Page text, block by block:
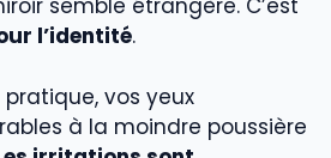
semble étrangère. C’est
l’identité.
pratique, vos yeux
à la moindre poussière